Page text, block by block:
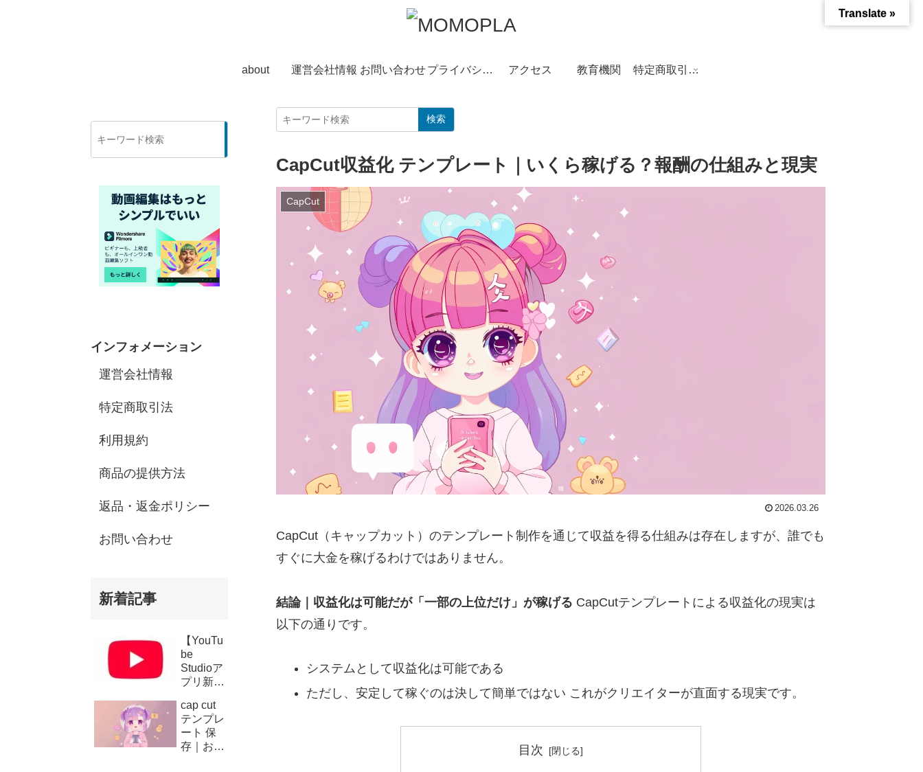
about 運営会社情報 お問い合わせ プライバシーポリシー アクセス 教育機関 特定商取引法に基づく表記
検索
CapCut収益化 テンプレート｜いくら稼げる？報酬の仕組みと現実
CapCut
2026.03.26
CapCut（キャップカット）のテンプレート制作を通じて収益を得る仕組みは存在しますが、誰でも
すぐに大金を稼げるわけではありません。
結論｜収益化は可能だが「一部の上位だけ」が稼げる CapCutテンプレートによる収益化の現実は
以下の通りです。
システムとして収益化は可能である
ただし、安定して稼ぐのは決して簡単ではない これがクリエイターが直面する現実です。
目次
インフォメーション
運営会社情報
特定商取引法
利用規約
商品の提供方法
返品・返金ポリシー
お問い合わせ
新着記事
【YouTu
be
Studioア
プリ新機
チャンネ
ルの収
益・支払
い履歴が
cap cut
テンプレ
ート 保
存｜お気
Translate »